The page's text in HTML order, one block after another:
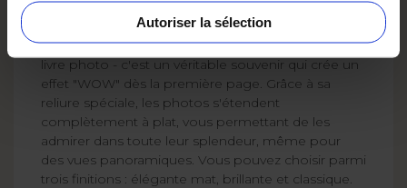
Autoriser la sélection
Le livre photo Layflat est bien plus qu'un simple
livre photo - c'est un véritable souvenir qui crée un
effet "WOW" dès la première page. Grâce à sa
reliure spéciale, les photos s'étendent
complètement à plat, vous permettant de les
admirer dans toute leur splendeur, même pour
des vues panoramiques. Vous pouvez choisir parmi
trois finitions : élégante mat, brillante et classique.